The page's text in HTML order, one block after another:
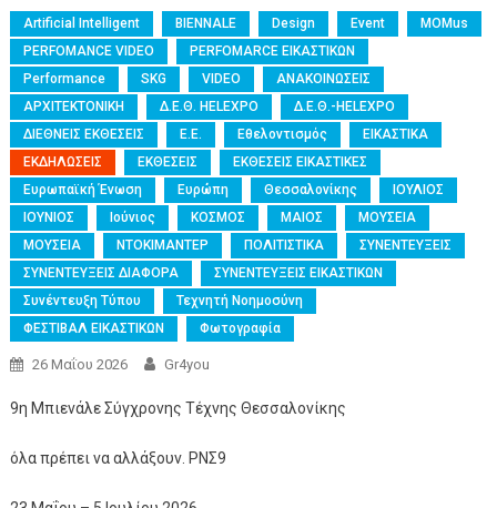
Artificial Intelligent BIENNALE Design Event
MOMus
PERFOMANCE VIDEO
PERFOMARCE ΕΙΚΑΣΤΙΚΩΝ
Performance
SKG VIDEO
ΑΝΑΚΟΙΝΩΣΕΙΣ
ΑΡΧΙΤΕΚΤΟΝΙΚΗ
Δ.Ε.Θ. HELEXPO
Δ.Ε.Θ.-HELEXPO
ΔΙΕΘΝΕΙΣ ΕΚΘΕΣΕΙΣ
Ε.Ε. Εθελοντισμός
ΕΙΚΑΣΤΙΚΑ
ΕΚΔΗΛΩΣΕΙΣ
ΕΚΘΕΣΕΙΣ
ΕΚΘΕΣΕΙΣ ΕΙΚΑΣΤΙΚΕΣ
Ευρωπαϊκή Ένωση
Ευρώπη Θεσσαλονίκης
ΙΟΥΛΙΟΣ
ΙΟΥΝΙΟΣ
Ιούνιος ΚΟΣΜΟΣ ΜΑΙΟΣ
ΜΟΥΣΕΙΑ
ΜΟΥΣΕΙΑ
ΝΤΟΚΙΜΑΝΤΕΡ ΠΟΛΙΤΙΣΤΙΚΑ
ΣΥΝΕΝΤΕΥΞΕΙΣ
ΣΥΝΕΝΤΕΥΞΕΙΣ ΔΙΑΦΟΡΑ
ΣΥΝΕΝΤΕΥΞΕΙΣ ΕΙΚΑΣΤΙΚΩΝ
Συνέντευξη Τύπου
Τεχνητή Νοημοσύνη
ΦΕΣΤΙΒΑΛ ΕΙΚΑΣΤΙΚΩΝ
Φωτογραφία
26 Μαΐου 2026 Gr4you
9η Μπιενάλε Σύγχρονης Τέχνης Θεσσαλονίκης
όλα πρέπει να αλλάξουν. ΡΝΣ9